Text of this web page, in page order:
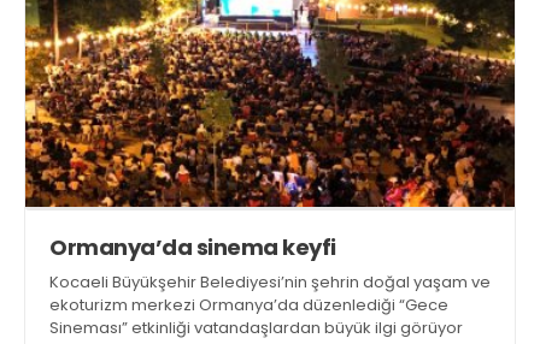
Ormanya’da sinema keyfi
Kocaeli Büyükşehir Belediyesi’nin şehrin doğal yaşam ve
ekoturizm merkezi Ormanya’da düzenlediği “Gece
Sineması” etkinliği vatandaşlardan büyük ilgi görüyor